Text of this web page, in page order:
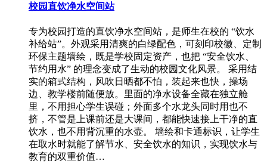
校园直饮净水空间站
专为校园打造的直饮净水空间站，是师生在校的 “饮水
补给站”。外观采用清爽的白绿配色，可刻印校徽、定制
环保主题墙绘，既是学校固定资产，也把 “安全饮水、
节约用水” 的理念变成了生动的校园文化风景。 采用结
实的箱式结构，风吹日晒都不怕，装起来也快，操场
边、教学楼前随便放。里面的净水设备全藏在独立舱
里，不用担心学生误碰；外面多个水龙头同时用也不
挤，不管是上课前还是大课间，都能快速接上干净的直
饮水，也不用背沉重的水壶。 墙绘和卡通标识，让学生
在取水时就能了解节水、安全饮水的知识，实现饮水与
教育的双重价值…